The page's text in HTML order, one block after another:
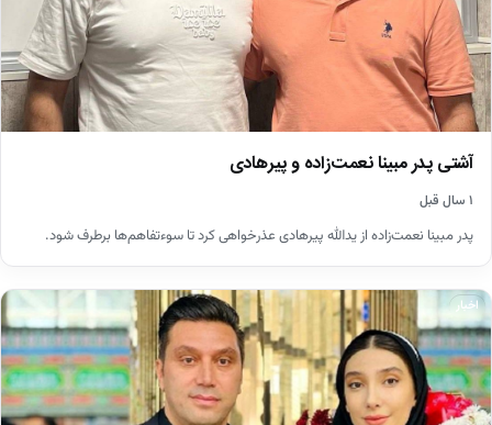
آشتی پدر مبینا نعمت‌زاده و پیرهادی
۱ سال قبل
پدر مبینا نعمت‌زاده از یدالله پیرهادی عذرخواهی کرد تا سوءتفاهم‌ها برطرف شود.
اخبار